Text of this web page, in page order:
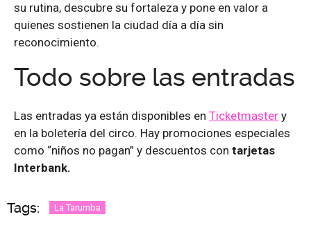
su rutina, descubre su fortaleza y pone en valor a
quienes sostienen la ciudad día a día sin
reconocimiento.
Todo sobre las entradas
Las entradas ya están disponibles en Ticketmaster y
en la boletería del circo. Hay promociones especiales
como “niños no pagan” y descuentos con tarjetas
Interbank.
Tags: La Tarumba